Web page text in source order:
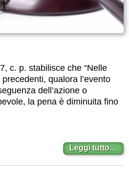
c. p. stabilisce che “Nelle
qualora l’evento
dell’azione o
la pena è diminuita fino
Leggi tutto…